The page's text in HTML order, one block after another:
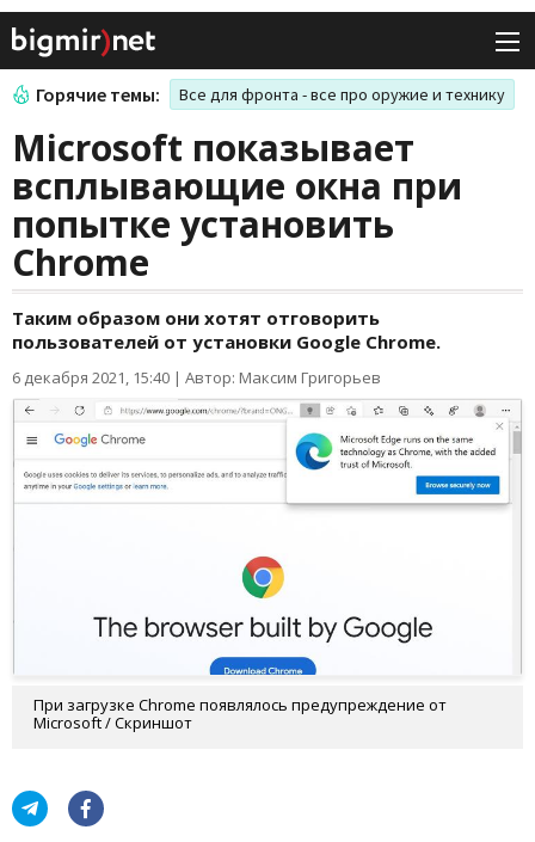
Горячие темы: Все для фронта - все про оружие и технику
Microsoft показывает
всплывающие окна при
попытке установить
Chrome
Таким образом они хотят отговорить
пользователей от установки Google Chrome.
6 декабря 2021, 15:40 | Автор: Максим Григорьев
При загрузке Chrome появлялось предупреждение от
Microsoft / Скриншот